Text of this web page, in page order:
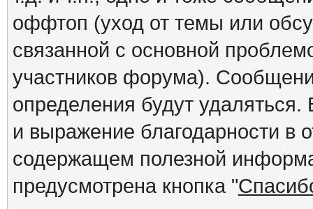
оффтоп (уход от темы или
связанной с основной
участников форума).
определения будут
и выражение благодарности в
содержащем полезной
предусмотрена кнопка "